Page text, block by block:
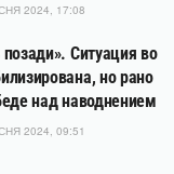
2024, 17:08
Ситуация во
но рано
над наводнением
2024, 09:51